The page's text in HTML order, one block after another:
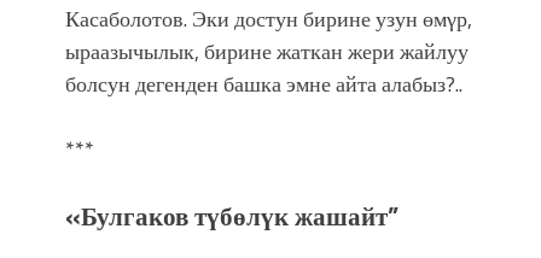
Касаболотов. Эки достун бирине узун өмγр,
ыраазычылык, бирине жаткан жери жайлуу
болсун дегенден башка эмне айта алабыз?..
***
«Булгаковтүбөлүк жашайт”